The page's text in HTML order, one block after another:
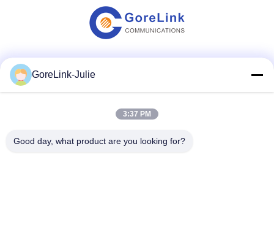
GoreLink-Julie
3:37 PM
Good day, what product are you looking for?